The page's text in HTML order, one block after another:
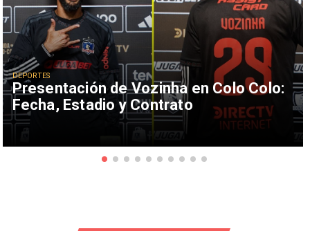
Presentación de Vozinha en Colo Colo:
Fecha, Estadio y Contrato
DEPORTES